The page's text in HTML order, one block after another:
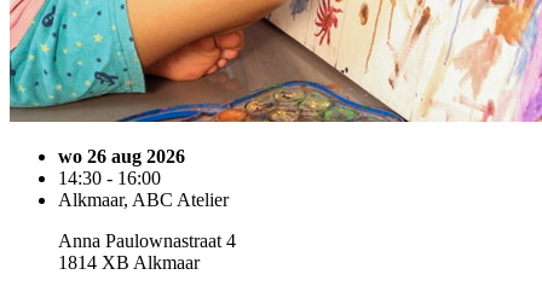
wo 26 aug 2026
14:30 - 16:00
Alkmaar, ABC Atelier
Anna Paulownastraat 4
1814 XB Alkmaar